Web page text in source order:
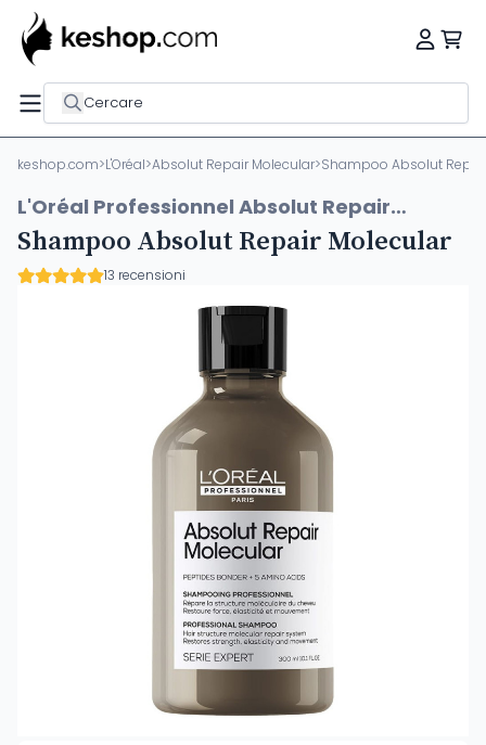
Cercare
keshop.com>L'Oréal>Absolut Repair Molecular>Shampoo Absolut
L'Oréal Professionnel Absolut Repair
Molecular
Shampoo Absolut Repair Molecular
13 recensioni